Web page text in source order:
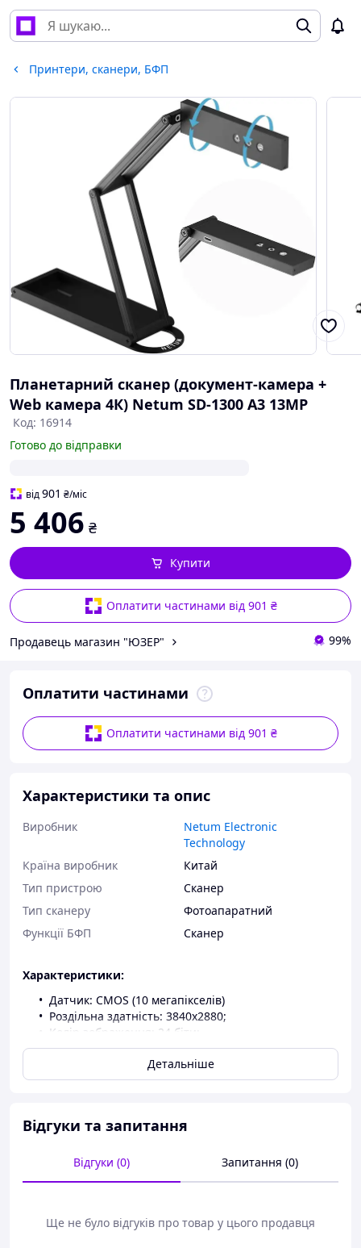
Принтери, сканери, БФП
Планетарний сканер (документ-камера +
Web камера 4К) Netum SD-1300 A3 13MP
Код: 16914
Готово до відправки
від901 ₴/міс
5 406 ₴
Оплатити частинами від 901 ₴
Купити
Продавець магазин "ЮЗЕР" 99%
Оплатити частинами
Оплатити частинами від 901 ₴
Характеристики та опис
Виробник
Netum Electronic
Technology
Країна виробник
Китай
Тип пристрою
Сканер
Тип сканеру
Фотоапаратний
Функції БФП
Сканер
Характеристики:
Датчик: CMOS (10 мегапікселів)
Роздільна здатність: 3840x2880;
Колір зображення: 24 біти;
Сфера сканування: аркуш формату A3 або
Швидкість сканування: приблизно 1 секунду;
Редагування документа: яскравість,
Формат: JPG, PNG, BMP, TIFF, PDF;
Розмір сканера в складеному стані (ВхШхД): 22 х
Детальніше
Відгуки та запитання
Відгуки (0) Запитання (0)
Ще не було відгуків про товар у цього продавця